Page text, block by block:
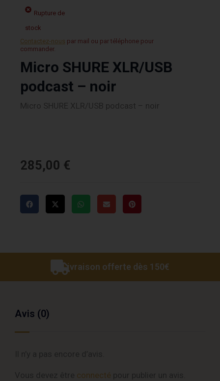
Rupture de
stock
Contactez-nous par mail ou par téléphone pour
commander.
Micro SHURE XLR/USB
podcast – noir
Micro SHURE XLR/USB podcast – noir
285,00 €
Livraison offerte dès 150€
Avis (0)
connecté